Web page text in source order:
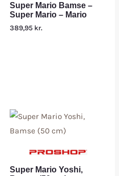
Super Mario Bamse –
Super Mario – Mario
389,95 kr.
Super Mario Yoshi,